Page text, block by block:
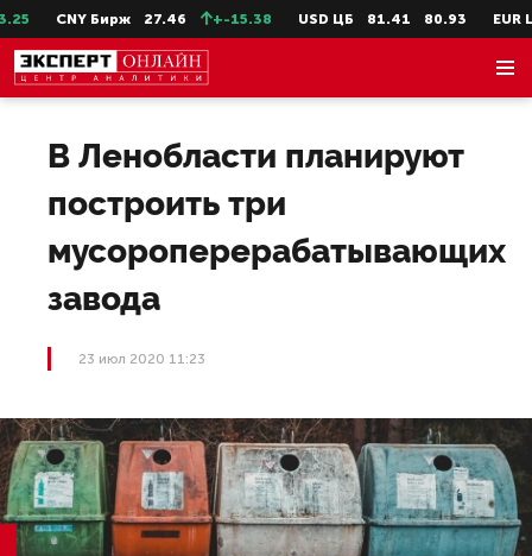
CNY Бирж 27.46 +-15.38 USD ЦБ 81.41 80.93 EUR ЦБ
В Ленобласти планируют
построить три
мусороперерабатывающих
завода
23 июл 2020 11:23